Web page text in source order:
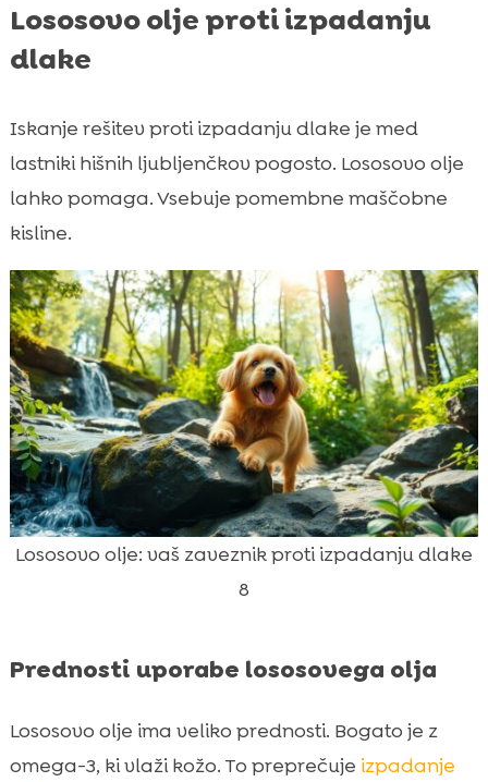
Lososovo olje proti izpadanju
dlake
Iskanje rešitev proti izpadanju dlake je med
lastniki hišnih ljubljenčkov pogosto. Lososovo olje
lahko pomaga. Vsebuje pomembne maščobne
kisline.
Lososovo olje: vaš zaveznik proti izpadanju dlake
8
Prednosti uporabe lososovega olja
Lososovo olje ima veliko prednosti. Bogato je z
omega-3, ki vlaži kožo. To preprečuje izpadanje